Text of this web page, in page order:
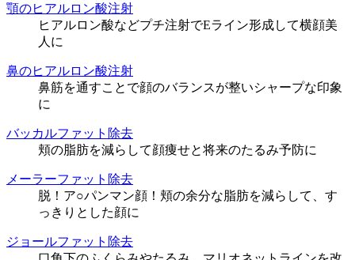
顎のヒアルロン酸注射
ヒアルロン酸などプチ注射でEライン形成して横顔美
人に
鼻のヒアルロン酸注射
鼻筋を通すことで顔のバランスが整いシャープな印象
に
バッカルファット除去
頬の脂肪を減らして顔痩せと将来のたるみ予防に
メーラーファット除去
脱！ア○パンマン顔！頬の余分な脂肪を減らして、す
っきりとした顔に
ジョールファット除去